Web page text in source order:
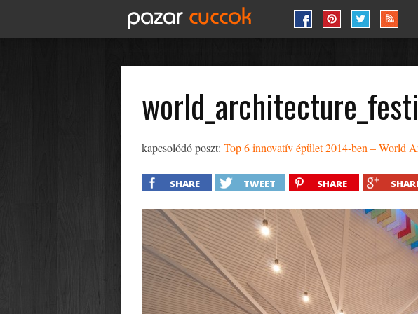
kapcsolódó poszt:Top 6 innovatív épület 2014-ben – World
SHARE TWEET SHARE